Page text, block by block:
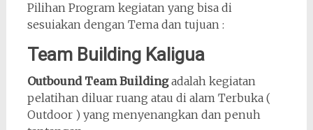
Pilihan Program kegiatan yang bisa di
sesuiakan dengan Tema dan tujuan :
Team Building Kaligua
Outbound Team Buildingadalah kegiatan
pelatihan diluar ruang atau di alam Terbuka (
Outdoor ) yang menyenangkan dan penuh